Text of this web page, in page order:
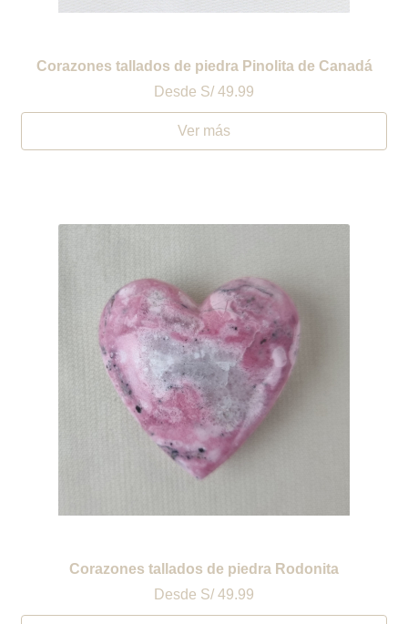
Corazones tallados de piedra Pinolita de Canadá
Desde S/ 49.99
Ver más
Corazones tallados de piedra Rodonita
Desde S/ 49.99